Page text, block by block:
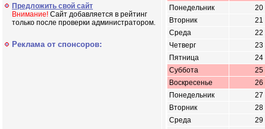
Предложить свой сайт
Внимание! Сайт добавляется в рейтинг
только после проверки администратором.
Реклама от спонсоров:
Понедельник
20
Вторник
21
Среда
22
Четверг
23
Пятница
24
Суббота
25
Воскресенье
26
Понедельник
27
Вторник
28
Среда
29